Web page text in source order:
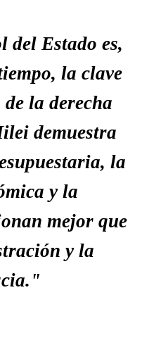
del Estado es,
la clave
la derecha
demuestra
la
y la
mejor que
y la